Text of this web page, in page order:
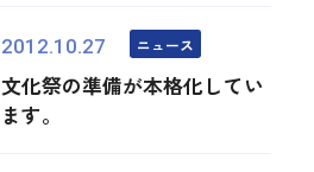
2012.10.27 ニュース
文化祭の準備が本格化してい
ます。